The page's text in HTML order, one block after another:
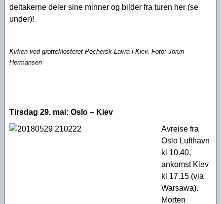
deltakerne deler sine minner og bilder fra turen her (se
under)!
Kirken ved grotteklosteret Pechersk Lavra i Kiev. Foto: Jorun
Hermansen
Tirsdag 29. mai: Oslo – Kiev
Avreise fra
Oslo Lufthavn
kl 10.40,
ankomst Kiev
kl 17.15 (via
Warsawa).
Morten